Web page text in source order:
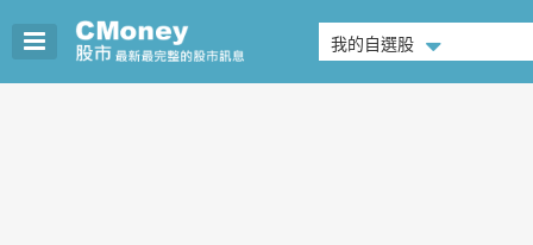
我的自選股